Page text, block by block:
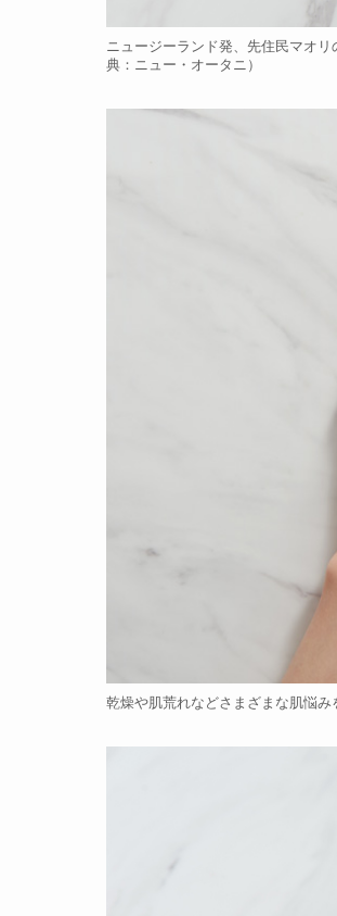
ニュージーランド発、先住民マオ
典：ニュー・オータニ）
乾燥や肌荒れなどさまざまな肌悩み